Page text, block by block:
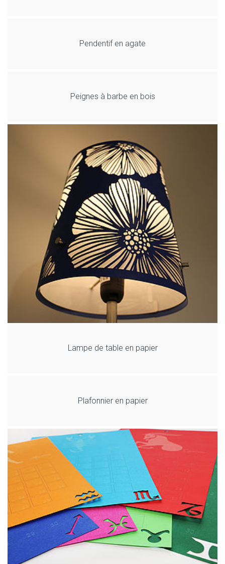
Pendentif en agate
Peignes à barbe en bois
Lampe de table en papier
Plafonnier en papier